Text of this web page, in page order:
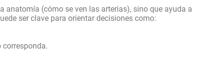
anatomía (cómo se ven las arterias), sino que ayuda a
ser clave para orientar decisiones como:
corresponda.